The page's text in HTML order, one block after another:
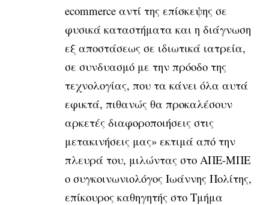
ecommerce αντί της επίσκεψης σε
φυσικά καταστήματα και η διάγνωση
εξ αποστάσεως σε ιδιωτικά ιατρεία,
σε συνδυασμό με την πρόοδο της
τεχνολογίας, που τα κάνει όλα αυτά
εφικτά, πιθανώς θα προκαλέσουν
αρκετές διαφοροποιήσεις στις
μετακινήσεις μας» εκτιμά από την
πλευρά του, μιλώντας στο ΑΠΕ-ΜΠΕ
ο συγκοινωνιολόγος Ιωάννης Πολίτης,
επίκουρος καθηγητής στο Τμήμα